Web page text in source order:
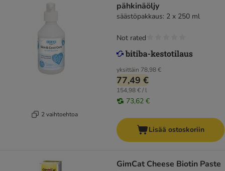
2 vaihtoehtoa
pähkinäöljy
säästöpakkaus: 2 x 250 ml
yksittäin 78,98 €
77,49 €
154,98 € / l
73,62 €
Not rated
Lisää ostoskoriin
GimCat Cheese Biotin Paste